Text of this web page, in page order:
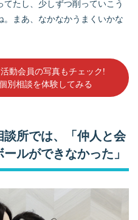
たし、少しずつ削っていこう
。まあ、なかなかうまくいかな
動会員の写真もチェック!
別相談を体験してみる
談所では、「仲人と会
ルができなかった」